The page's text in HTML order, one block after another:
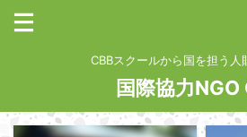
CBBスクールから国を担う人
国際協力NGO